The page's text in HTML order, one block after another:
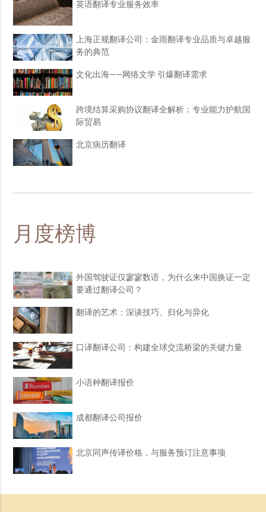
英语翻译专业服务效率
上海正规翻译公司：金雨翻译专业品质与卓越服
务的典范
文化出海——网络文学 引爆翻译需求
跨境结算采购协议翻译全解析：专业能力护航国
际贸易
北京病历翻译
月度榜博
外国驾驶证仅寥寥数语，为什么来中国换证一定
要通过翻译公司？
翻译的艺术：深谈技巧、归化与异化
口译翻译公司：构建全球交流桥梁的关键力量
小语种翻译报价
成都翻译公司报价
北京同声传译价格，与服务预订注意事项